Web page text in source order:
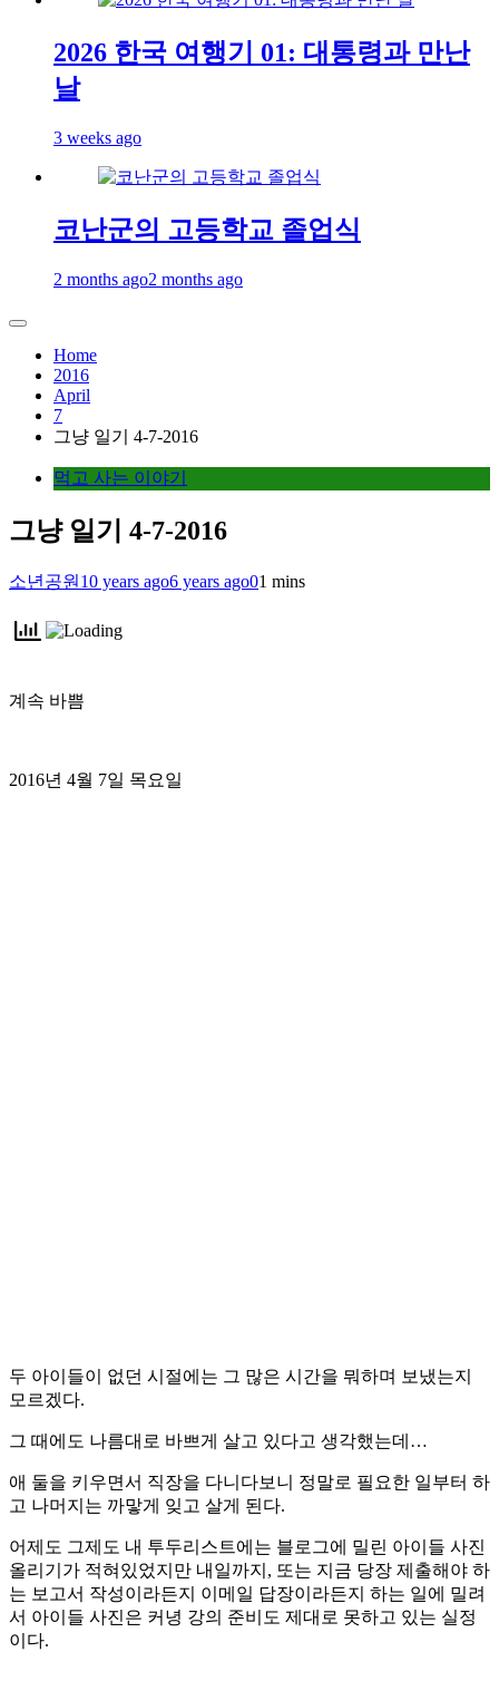
2026 한국 여행기 01: 대통령과 만난
날
3 weeks ago
코난군의 고등학교 졸업식
2 months ago2 months ago
Home
2016
April
7
그냥 일기 4-7-2016
먹고 사는 이야기
그냥 일기 4-7-2016
소년공원 10 years ago6 years ago01 mins
계속 바쁨
2016년 4월 7일 목요일
두 아이들이 없던 시절에는 그 많은 시간을 뭐하며 보냈는지
모르겠다.
그 때에도 나름대로 바쁘게 살고 있다고 생각했는데…
애 둘을 키우면서 직장을 다니다보니 정말로 필요한 일부터 하
고 나머지는 까맣게 잊고 살게 된다.
어제도 그제도 내 투두리스트에는 블로그에 밀린 아이들 사진
올리기가 적혀있었지만 내일까지, 또는 지금 당장 제출해야 하
는 보고서 작성이라든지 이메일 답장이라든지 하는 일에 밀려
서 아이들 사진은 커녕 강의 준비도 제대로 못하고 있는 실정
이다.